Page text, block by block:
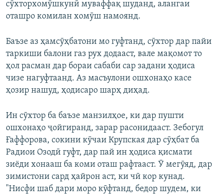
сӯхторхомӯшкунӣ муваффақ шуданд, алангаи
оташро комилан хомӯш намоянд.
Баъзе аз ҳамсӯҳбатони мо гуфтанд, сӯхтор дар пайи
таркиши балони газ рух додааст, вале мақомот то
ҳол расман дар бораи сабаби сар задани ҳодиса
чизе нагуфтаанд. Аз масъулони ошхонаҳо касе
ҳозир нашуд, ҳодисаро шарҳ диҳад.
Ин сӯхтор ба баъзе манзилҳое, ки дар пушти
ошхонаҳо ҷойгиранд, зарар расонидааст. Зебогул
Ғаффорова, сокини кӯчаи Крупская дар сӯҳбат ба
Радиои Озодӣ гуфт, дар пай ин ҳодиса қисмати
зиёди хонааш ба коми оташ рафтааст. Ӯ мегӯяд, дар
зимистони сард ҳайрон аст, ки чӣ кор кунад.
"Нисфи шаб дари моро кӯфтанд, бедор шудем, ки